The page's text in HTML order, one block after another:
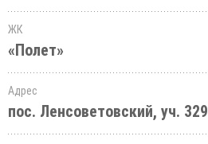
ЖК
«Полет»
Адрес
пос. Ленсоветовский, уч. 329